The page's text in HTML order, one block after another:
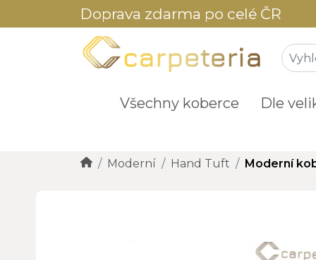
Doprava zdarma po celé ČR
Všechny koberce Dle
Moderní Hand Tuft Moderní